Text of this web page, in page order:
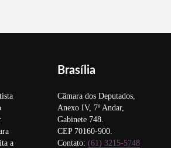
a
Brasília
Câmara dos Deputados,
Anexo IV, 7º Andar,
Gabinete 748.
CEP 70160-900.
Contato: (61) 3215-5748